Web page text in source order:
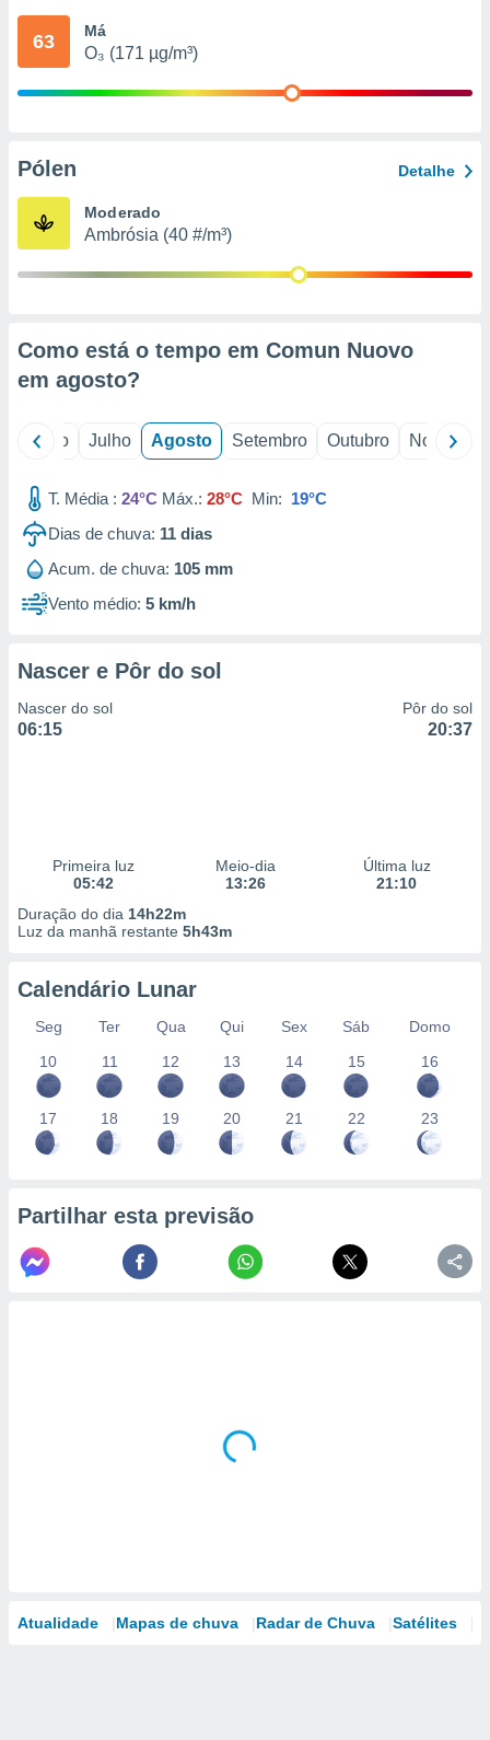
através
estudos
1199
63 Má
O₃ (171 µg/m³)
Pólen Detalhe
Moderado
Ambrósia (40 #/m³)
Como está o tempo em Comun Nuovo
em agosto?
Junho Julho Agosto Setembro Outubro Novembro
T. Média : 24°C Máx.: 28°C Min: 19°C
Dias de chuva: 11 dias
Acum. de chuva: 105 mm
Vento médio: 5 km/h
Nascer e Pôr do sol
Nascer do sol
06:15
Pôr do sol
20:37
Primeira luz
05:42
Meio-dia
13:26
Última luz
21:10
Duração do dia 14h22m
Luz da manhã restante 5h43m
Calendário Lunar
Seg Ter Qua Qui Sex Sáb
Domo
10
11 12 13 14 15 16
17 18 19 20 21 22 23
Partilhar esta previsão
Atualidade Mapas de chuva Radar de Chuva Satélites